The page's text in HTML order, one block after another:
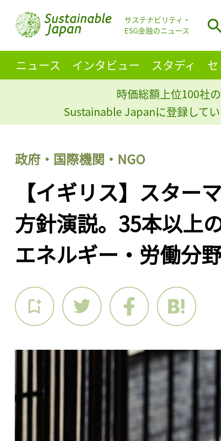
サステナビリティ・
ESG金融のニュース
ニュース インタビュー スタディ
時価総額上位100社
Sustainable Japanに登録して
政府・国際機関・NGO
【イギリス】スター
方針演説。35本以上
エネルギー・労働分